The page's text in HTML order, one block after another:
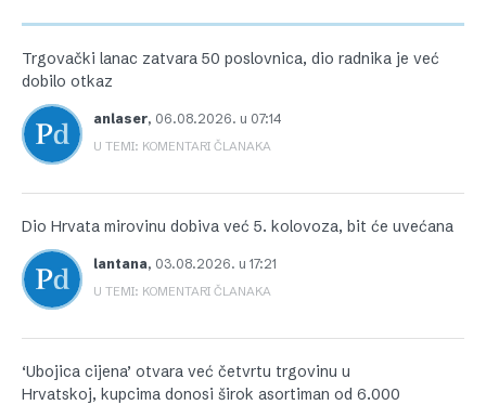
Trgovački lanac zatvara 50 poslovnica, dio radnika je već
dobilo otkaz
anlaser, 06.08.2026. u 07:14
U TEMI: KOMENTARI ČLANAKA
Dio Hrvata mirovinu dobiva već 5. kolovoza, bit će uvećana
lantana, 03.08.2026. u 17:21
U TEMI: KOMENTARI ČLANAKA
‘Ubojica cijena’ otvara već četvrtu trgovinu u
Hrvatskoj, kupcima donosi širok asortiman od 6.000